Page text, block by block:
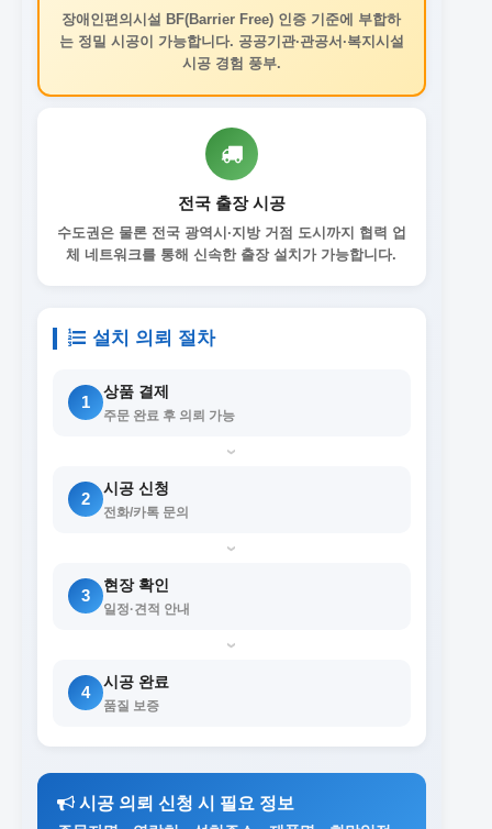
장애인편의시설 BF(Barrier Free) 인증 기준에 부합하
는 정밀 시공이 가능합니다. 공공기관·관공서·복지시설
시공 경험 풍부.
전국 출장 시공
수도권은 물론 전국 광역시·지방 거점 도시까지 협력 업
체 네트워크를 통해 신속한 출장 설치가 가능합니다.
설치 의뢰 절차
1
상품 결제
주문 완료 후 의뢰 가능
›
2
시공 신청
전화/카톡 문의
›
3
현장 확인
일정·견적 안내
›
4
시공 완료
품질 보증
시공 의뢰 신청 시 필요 정보